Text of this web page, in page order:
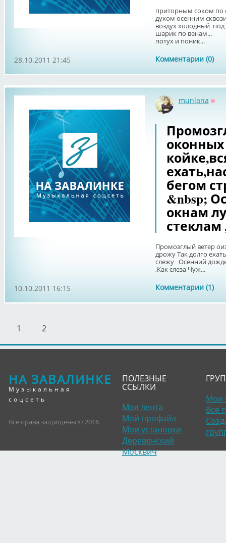
приторным соком по
духом осенним
воздух холодный
шарик по венам...
потух и поник...
Комментарии (0)
28.10.2011 21:45
munlana
бегом
&nbsp;
окнам
стеклам
Промозглый ветер
дрожу Так долго
слежу Осенний
,Как слеза Чуж...
Комментарии (1)
10.10.2011 16:15
1 2
НА ЗАВАЛИНКЕ
Музыкальная
соцсеть
Все права защищены © 2016
ПОЛЕЗНЫЕ
ССЫЛКИ
Моя лента
Мой профайл
Мои установки
Деревенский
Москвич
Мои
Все